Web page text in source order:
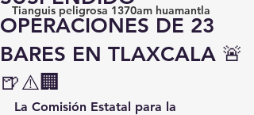
Tianguis peligrosa 1370am huamantla
OPERACIONES DE 23
BARES EN TLAXCALA 🚨
🍺⚠️🏢
La Comisión Estatal para la